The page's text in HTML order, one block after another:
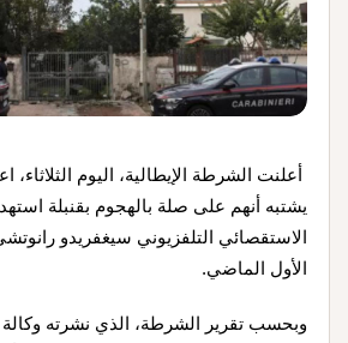
أعلنت الشرطة الإيطالية، اليوم
يشتبه أنهم على صلة بالهجوم بقنبلة
الاستقصائي التلفزيوني سيغفريدو
الأول الماضي.
وبحسب تقرير الشرطة، الذي نشرته وكالة